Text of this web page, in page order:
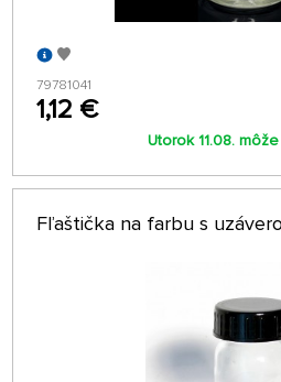
79781041
1,12 €
Utorok 11.08.
Fľaštička na farbu s